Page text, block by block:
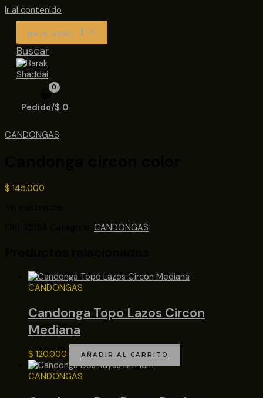
Ir al contenido
MAIN MENU
Buscar
Pedido/$ 0
CANDONGAS
$ 145.000
CANDONGAS
CANDONGAS
Candonga Topo Lazos Circon
Mediana
$ 120.000 AÑADIR AL CARRITO
CANDONGAS